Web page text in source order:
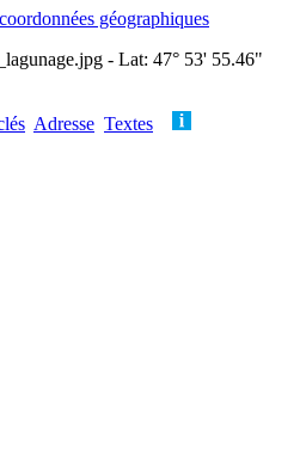
géographiques
- Lat: 47° 53' 55.46"
Adresse Textes